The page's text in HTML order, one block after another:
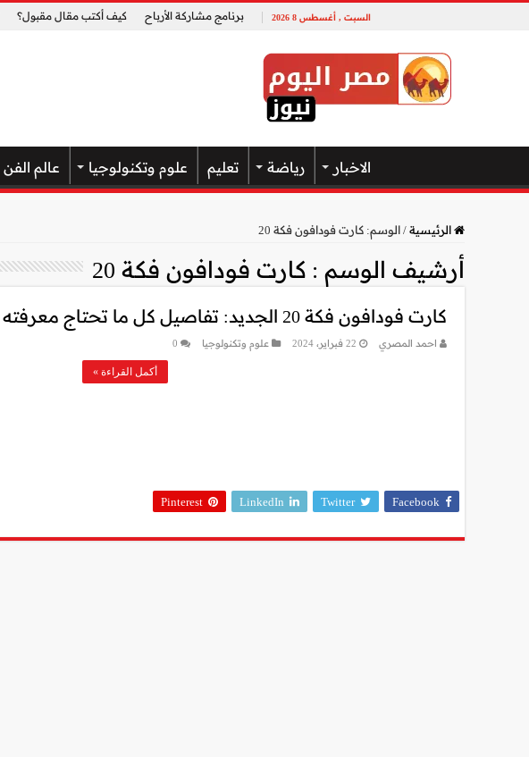
السبت , أغسطس 8 2026 برنامج مشاركة الأرباح كيف أكتب مقال مقبول؟
الاخبار رياضة تعليم علوم وتكنولوجيا عالم الفن
الرئيسية/الوسم: كارت فودافون فكة 20
أرشيف الوسم : كارت فودافون فكة 20
كارت فودافون فكة 20 الجديد: تفاصيل كل ما تحتاج معرفته
احمد المصري 22 فبراير، 2024 علوم وتكنولوجيا 0
أكمل القراءة »
Facebook
Twitter
LinkedIn
Pinterest